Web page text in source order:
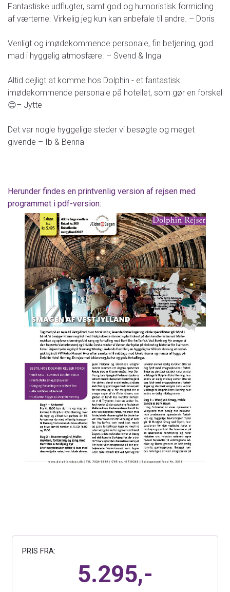
Fantastiske udflugter, samt god og humoristisk formidling
af værterne. Virkelig jeg kun kan anbefale til andre. – Doris
Venligt og imødekommende personale, fin betjening, god
mad i hyggelig atmosfære. – Svend & Inga
Altid dejligt at komme hos Dolphin - et fantastisk
imødekommende personale på hotellet, som gør en forskel
😊– Jytte
Det var nogle hyggelige steder vi besøgte og meget
givende – Ib & Benna
Herunder findes en printvenlig version af rejsen med
programmet i pdf-version:
PRIS FRA:
5.295,-